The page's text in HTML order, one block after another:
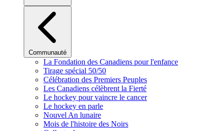
Communauté
La Fondation des Canadiens pour l'enfance
Tirage spécial 50/50
Célébration des Premiers Peuples
Les Canadiens célèbrent la Fierté
Le hockey pour vaincre le cancer
Le hockey en parle
Nouvel An lunaire
Mois de l'histoire des Noirs